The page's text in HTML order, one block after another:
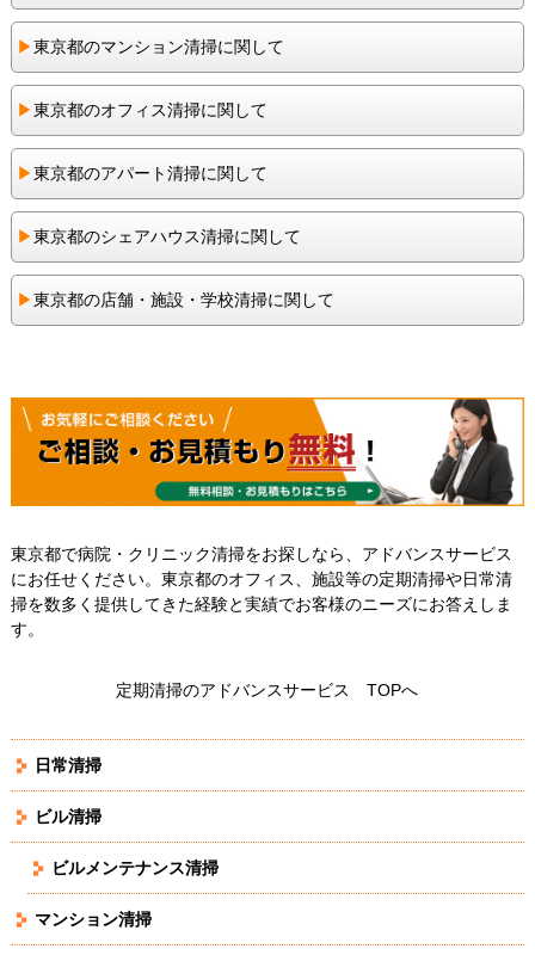
▶︎東京都のマンション清掃に関して
▶︎東京都のオフィス清掃に関して
▶︎東京都のアパート清掃に関して
▶︎東京都のシェアハウス清掃に関して
▶︎東京都の店舗・施設・学校清掃に関して
東京都で病院・クリニック清掃をお探しなら、アドバンスサービス
にお任せください。東京都のオフィス、施設等の定期清掃や日常清
掃を数多く提供してきた経験と実績でお客様のニーズにお答えしま
す。
定期清掃のアドバンスサービス TOPへ
日常清掃
ビル清掃
ビルメンテナンス清掃
マンション清掃